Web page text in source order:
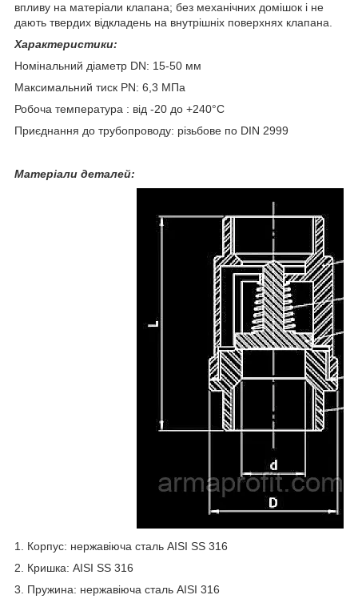
впливу на матеріали клапана; без механічних домішок і не
дають твердих відкладень на внутрішніх поверхнях клапана.
Характеристики:
Номінальний діаметр DN: 15-50 мм
Максимальний тиск PN: 6,3 МПа
Робоча температура : від -20 до +240°С
Приєднання до трубопроводу: різьбове по DIN 2999
Матеріали деталей:
1. Корпус: нержавіюча сталь AISI SS 316
2. Кришка: AISI SS 316
3. Пружина: нержавіюча сталь AISI 316